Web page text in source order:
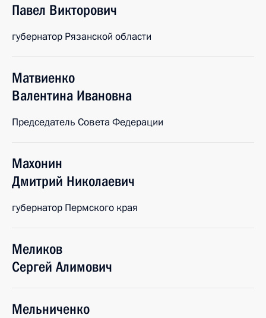
Павел Викторович
губернатор Рязанской области
Матвиенко
Валентина Ивановна
Председатель Совета Федерации
Махонин
Дмитрий Николаевич
губернатор Пермского края
Меликов
Сергей Алимович
Мельниченко